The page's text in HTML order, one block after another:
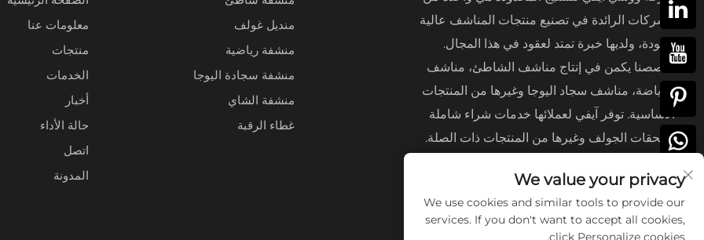
الشركات الرائدة في تصنيع منتجات المناشف عالية
الجودة، ولديها خبرة تمتد لعقود في هذا المجال.
تخصصنا يكمن في إنتاج مناشف الشاطئ، مناشف
الرياضة، مناشف سجاد اليوجا وغيرها من المنتجات
الأساسية. توفر آيفي لعملائها خدمات شراء شاملة
لملحقات الجولف وغيرها من المنتجات ذات الصلة.
منديل غولف
منشفة رياضية
منشفة سجادة اليوجا
منشفة الشاي
غطاء الرقبة
معلومات عنا
منتجات
الخدمات
أخبار
حالة الأداء
اتصل
المدونة
We value your privacy
We use cookies and similar tools to provide our
services. If you don't want to accept all cookies,
click Personalize cookies.